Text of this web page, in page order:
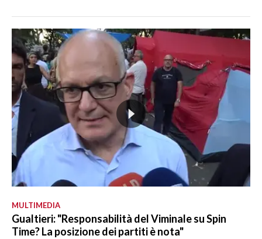
MULTIMEDIA
Gualtieri: "Responsabilità del Viminale su Spin
Time? La posizione dei partiti è nota"